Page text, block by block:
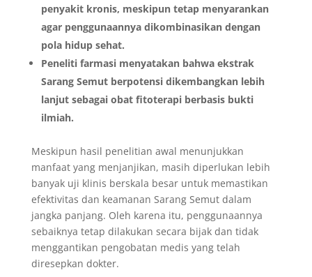
penyakit kronis, meskipun tetap menyarankan
agar penggunaannya dikombinasikan dengan
pola hidup sehat.
Peneliti farmasi menyatakan bahwa ekstrak
Sarang Semut berpotensi dikembangkan lebih
lanjut sebagai obat fitoterapi berbasis bukti
ilmiah.
Meskipun hasil penelitian awal menunjukkan
manfaat yang menjanjikan, masih diperlukan lebih
banyak uji klinis berskala besar untuk memastikan
efektivitas dan keamanan Sarang Semut dalam
jangka panjang. Oleh karena itu, penggunaannya
sebaiknya tetap dilakukan secara bijak dan tidak
menggantikan pengobatan medis yang telah
diresepkan dokter.